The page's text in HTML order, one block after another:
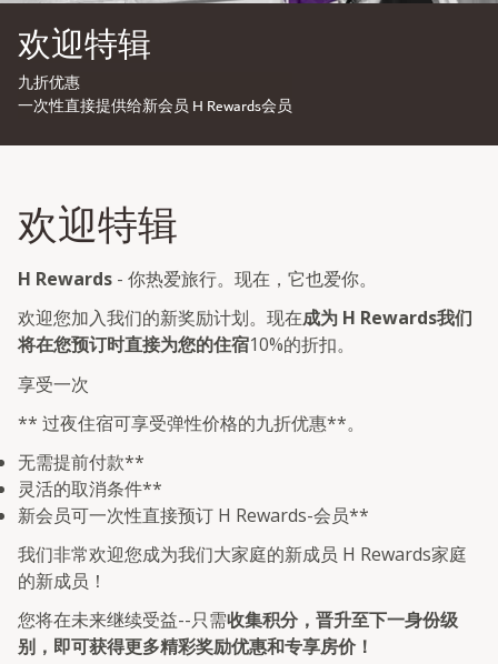
欢迎特辑
九折优惠
一次性直接提供给新会员 H Rewards会员
欢迎特辑
H Rewards - 你热爱旅行。现在，它也爱你。
欢迎您加入我们的新奖励计划。现在成为 H Rewards我们
将在您预订时直接为您的住宿10%的折扣。
享受一次
** 过夜住宿可享受弹性价格的九折优惠**。
无需提前付款**
灵活的取消条件**
新会员可一次性直接预订 H Rewards-会员**
我们非常欢迎您成为我们大家庭的新成员 H Rewards家庭
的新成员！
您将在未来继续受益--只需收集积分，晋升至下一身份级
别，即可获得更多精彩奖励优惠和专享房价！